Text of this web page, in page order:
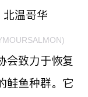
温哥华
会致力于恢复
鲑鱼种群。它